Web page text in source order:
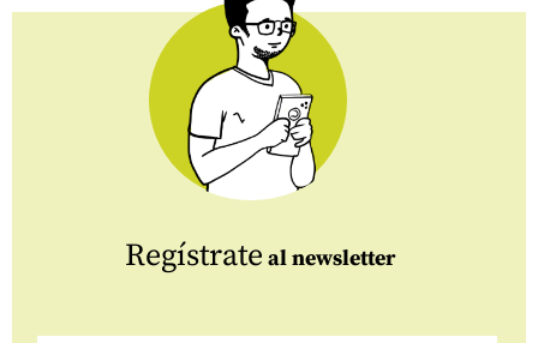
Regístrate al newsletter